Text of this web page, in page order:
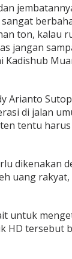
ton, kalau
jangan
Kadishub
Arianto
di jalan
tentu
dikenakan
uang rakyat,
untuk
HD tersebut